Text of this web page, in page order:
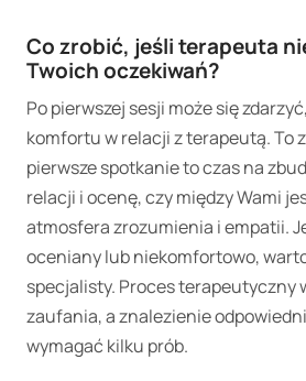
Co zrobić, jeśli terapeuta
Twoich oczekiwań?
Po pierwszej sesji może się
komfortu w relacji z terapeutą. To
pierwsze spotkanie to czas na
relacji i ocenę, czy między Wami
atmosfera zrozumienia i empatii.
oceniany lub niekomfortowo,
specjalisty. Proces terapeutyczny
zaufania, a znalezienie
wymagać kilku prób.